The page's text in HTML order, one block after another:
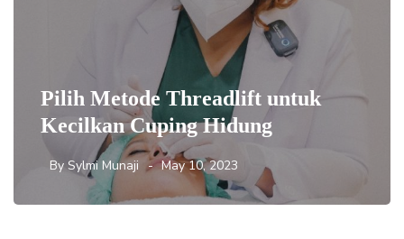
Pilih Metode Threadlift untuk
Kecilkan Cuping Hidung
By Sylmi Munaji May 10, 2023